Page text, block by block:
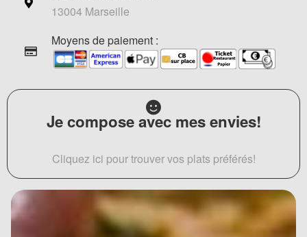
13004 Marseille
Moyens de paiement :
Je compose avec mes envies!
Cliquez ici pour trouver vos plats préférés!